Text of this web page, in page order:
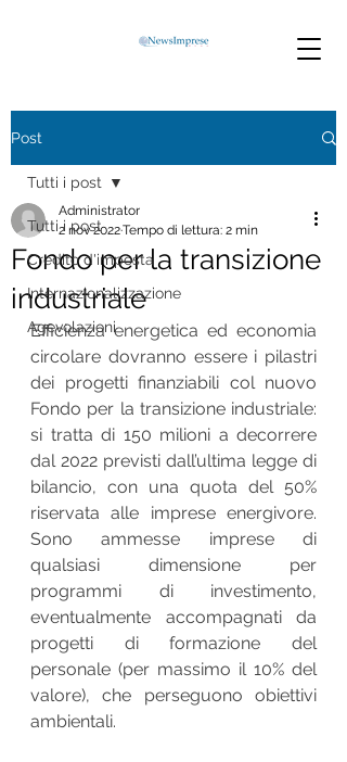
Post
Tutti i post
Credito d'imposta
Internazionalizzazione
Agevolazioni
Tutti i post
Fondo per la transizione
industriale
Administrator
2 nov 2022Tempo di lettura: 2 min
Efficienza energetica ed economia
circolare dovranno essere i pilastri
dei progetti finanziabili col nuovo
Fondo per la transizione industriale:
si tratta di 150 milioni a decorrere
dal 2022 previsti dall’ultima legge di
bilancio, con una quota del 50%
riservata alle imprese energivore.
Sono ammesse imprese di
qualsiasi dimensione per
programmi di investimento,
eventualmente accompagnati da
progetti di formazione del
personale (per massimo il 10% del
valore), che perseguono obiettivi
ambientali.